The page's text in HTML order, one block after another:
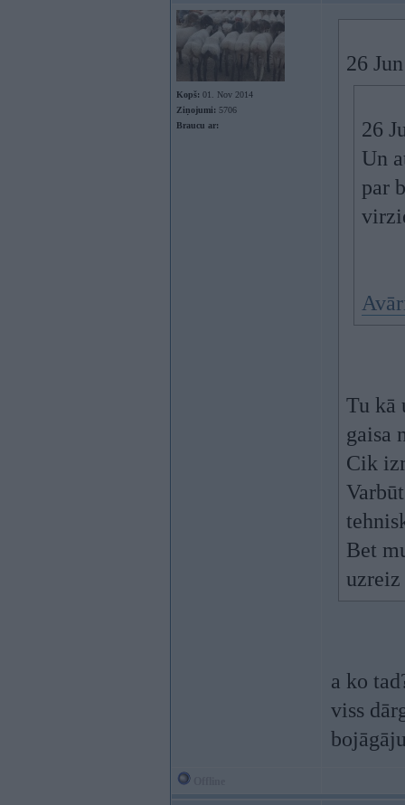
Kopš: 01. Nov 2014
Ziņojumi: 5706
Braucu ar:
26
26
Un
par
Tu kā
gaisa
Cik
Bet
uzreiz
a ko
viss